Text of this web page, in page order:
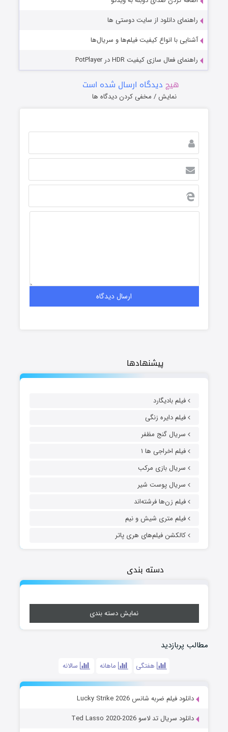
پیشنهادها
فیلم بادیگارد
فیلم دایره زنگی
سریال گنج مظفر
فیلم اخراجی ها ۱
سریال بازی مرکب
سریال پوست شیر
فیلم زن‌ها فرشته‌اند
فیلم متری شیش و نیم
کالکشن فیلم‌های هری پاتر
دسته بندی
نمایش دسته بندی
مطالب پربازدید
هفتگی ماهانه سالانه
دانلود فیلم ضربه شانس Lucky Strike 2026
دانلود سریال تد لاسو Ted Lasso 2020-2026
راهنمای دانلود از سایت دوستی ها
آشنایی با انواع کیفیت فیلم‌ها و سریال‌ها
راهنمای فعال سازی کیفیت HDR در PotPlayer
هیچ دیدگاه ارسال شده است
نمایش / مخفی کردن دیدگاه ها